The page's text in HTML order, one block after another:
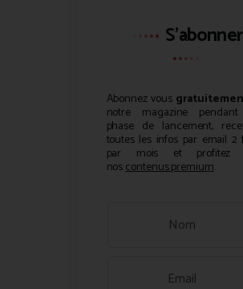
S'abonner
Abonnez vous
notre magazine
phase de lancement,
toutes les infos par email 2
par mois et profitez
noscontenus premium.